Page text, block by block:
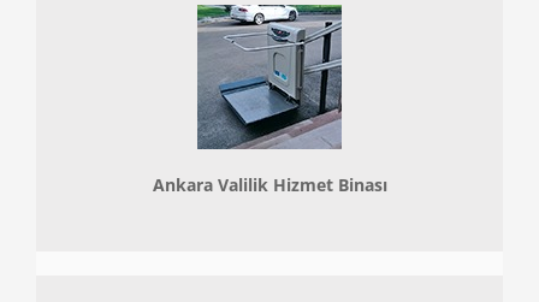
Ankara Valilik Hizmet Binası